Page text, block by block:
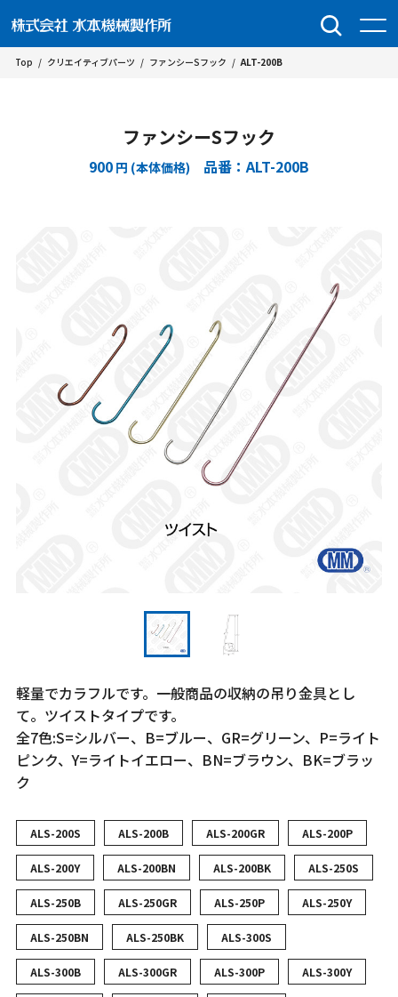
Top / クリエイティブパーツ / ファンシーSフック / ALT-200B
ファンシーSフック
900 円 (本体価格) 品番：ALT-200B
軽量でカラフルです。一般商品の収納の吊り金具とし
て。ツイストタイプです。
全7色:S=シルバー、B=ブルー、GR=グリーン、P=ライト
ピンク、Y=ライトイエロー、BN=ブラウン、BK=ブラッ
ク
ALS-200S ALS-200B ALS-200GR ALS-200P
ALS-200Y ALS-200BN ALS-200BK ALS-250S
ALS-250B ALS-250GR ALS-250P ALS-250Y
ALS-250BN ALS-250BK ALS-300S
ALS-300B ALS-300GR ALS-300P ALS-300Y